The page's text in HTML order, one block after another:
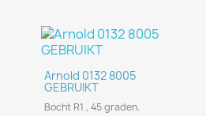
Arnold 0132 8005
GEBRUIKT
Bocht R1 , 45 graden.